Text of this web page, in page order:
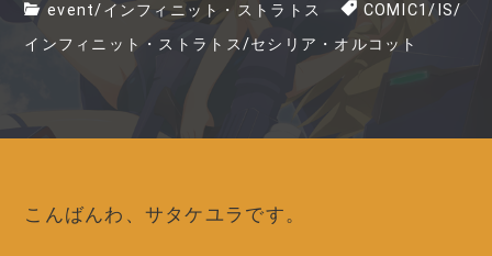
event/インフィニット・ストラトス COMIC1/ IS/
インフィニット・ストラトス/セシリア・オルコット
こんばんわ、サタケユラです。